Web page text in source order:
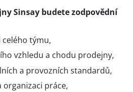
Sinsay budete zodpovědní
týmu,
vzhledu a chodu prodejny,
a provozních standardů,
organizaci práce,